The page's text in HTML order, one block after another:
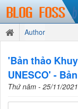
Author
'Bản thảo
UNESCO' -
Thứ năm - 25/11/